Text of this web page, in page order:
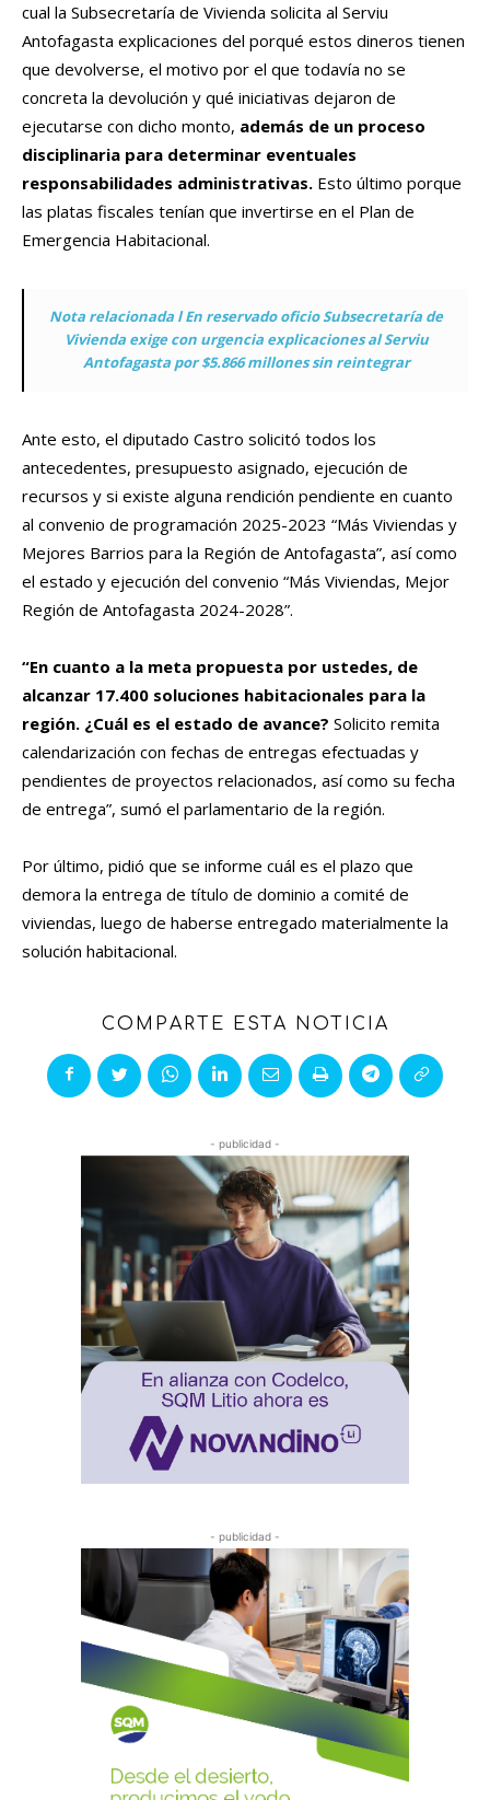
cual la Subsecretaría de Vivienda solicita al Serviu
Antofagasta explicaciones del porqué estos dineros tienen
que devolverse, el motivo por el que todavía no se
concreta la devolución y qué iniciativas dejaron de
ejecutarse con dicho monto, además de un proceso
disciplinaria para determinar eventuales
responsabilidades administrativas. Esto último porque
las platas fiscales tenían que invertirse en el Plan de
Emergencia Habitacional.
Nota relacionada l En reservado oficio Subsecretaría de
Vivienda exige con urgencia explicaciones al Serviu
Antofagasta por $5.866 millones sin reintegrar
Ante esto, el diputado Castro solicitó todos los
antecedentes, presupuesto asignado, ejecución de
recursos y si existe alguna rendición pendiente en cuanto
al convenio de programación 2025-2023 “Más Viviendas y
Mejores Barrios para la Región de Antofagasta”, así como
el estado y ejecución del convenio “Más Viviendas, Mejor
Región de Antofagasta 2024-2028”.
“En cuanto a la meta propuesta por ustedes, de
alcanzar 17.400 soluciones habitacionales para la
región. ¿Cuál es el estado de avance? Solicito remita
calendarización con fechas de entregas efectuadas y
pendientes de proyectos relacionados, así como su fecha
de entrega”, sumó el parlamentario de la región.
Por último, pidió que se informe cuál es el plazo que
demora la entrega de título de dominio a comité de
viviendas, luego de haberse entregado materialmente la
solución habitacional.
COMPARTE ESTA NOTICIA
- publicidad -
- publicidad -